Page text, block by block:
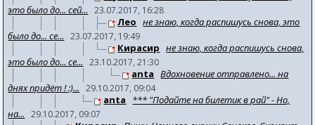
это было до... сей...
23.07.2017, 16:28
Лео не знаю, когда распишусь снова, это
было до... се...
23.07.2017, 19:49
Кирасир не знаю, когда распишусь снова,
это было до... се...
23.10.2017, 21:30
anta Вдохновение отправлено... на
днях придёт ! :)...
29.10.2017, 09:04
anta
*** "Подайте на билетик в рай" - Но,
на...
29.10.2017, 09:07